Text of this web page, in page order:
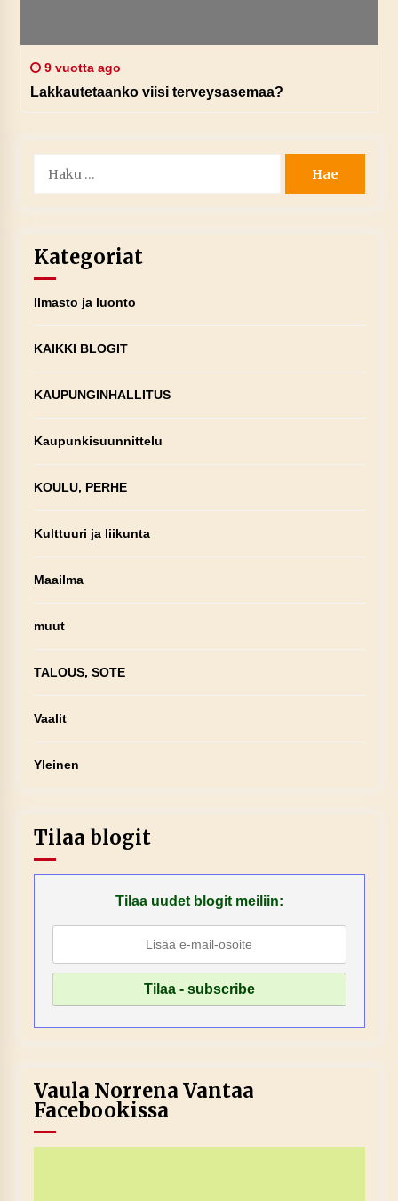
9 vuotta ago
Lakkautetaanko viisi terveysasemaa?
Kategoriat
Ilmasto ja luonto
KAIKKI BLOGIT
KAUPUNGINHALLITUS
Kaupunkisuunnittelu
KOULU, PERHE
Kulttuuri ja liikunta
Maailma
muut
TALOUS, SOTE
Vaalit
Yleinen
Tilaa blogit
Tilaa uudet blogit meiliin:
Vaula Norrena Vantaa
Facebookissa